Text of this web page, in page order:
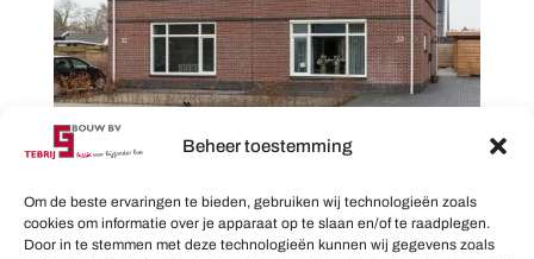
Beheer toestemming
Om de beste ervaringen te bieden, gebruiken wij technologieën zoals
cookies om informatie over je apparaat op te slaan en/of te raadplegen.
Door in te stemmen met deze technologieën kunnen wij gegevens zoals
Aannemer
nieuwbouw: Jouw